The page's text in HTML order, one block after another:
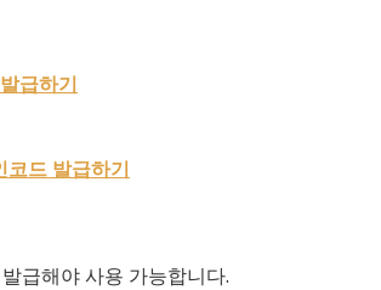
급하기
코드 발급하기
급해야 사용 가능합니다.